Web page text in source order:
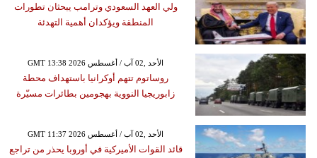
ولي العهد السعودي وترامب يبحثان تطورات
المنطقة ويؤكدان أهمية التهدئة
GMT 13:38 2026 الأحد ,02 آب / أغسطس
روساتوم تتهم أوكرانيا باستهداف محطة
زابوريجيا النووية بهجومين بطائرات مسيّرة
GMT 11:37 2026 الأحد ,02 آب / أغسطس
قائد القوات الأميركية في أوروبا يحذر من تراجع